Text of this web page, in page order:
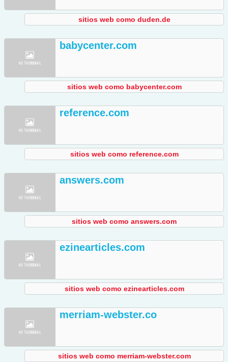
sitios web como duden.de
babycenter.com
sitios web como babycenter.com
reference.com
sitios web como reference.com
answers.com
sitios web como answers.com
ezinearticles.com
sitios web como ezinearticles.com
merriam-webster.co
sitios web como merriam-webster.com